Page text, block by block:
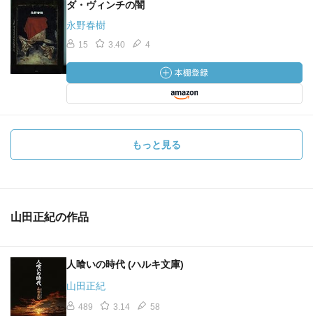
ダ・ヴィンチの闇
永野春樹
15 3.40 4
もっと見る
山田正紀の作品
人喰いの時代 (ハルキ文庫)
山田正紀
489 3.14 58